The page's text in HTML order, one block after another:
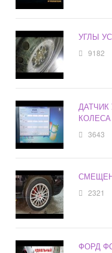
УГЛЫ
9182
КОЛЕСА
3643
2321
ФОРД